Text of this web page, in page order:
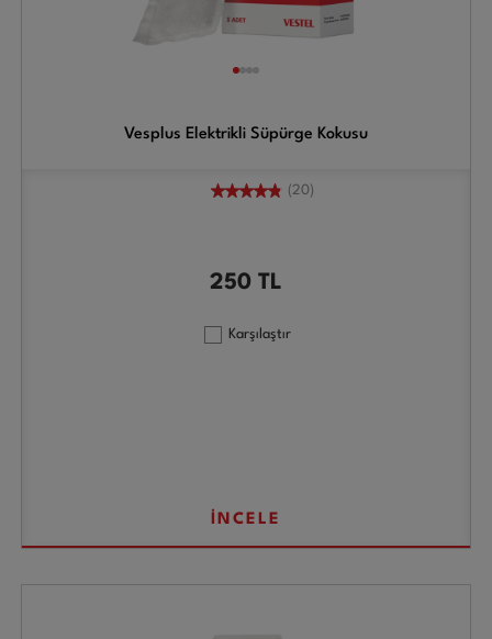
Vesplus Elektrikli Süpürge Kokusu
(20)
250 TL
Karşılaştır
İNCELE